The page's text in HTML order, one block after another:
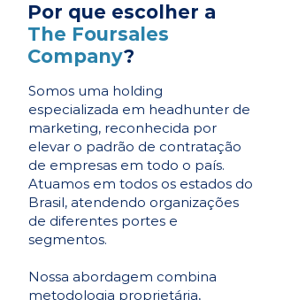
Por que escolher a
The Foursales
Company?
Somos uma holding
especializada em headhunter de
marketing, reconhecida por
elevar o padrão de contratação
de empresas em todo o país.
Atuamos em todos os estados do
Brasil, atendendo organizações
de diferentes portes e
segmentos.
Nossa abordagem combina
metodologia proprietária,